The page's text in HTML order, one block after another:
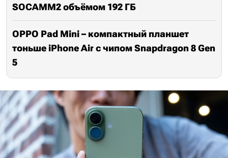
SOCAMM2 объёмом 192 ГБ
OPPO Pad Mini – компактный планшет
тоньше iPhone Air с чипом Snapdragon 8 Gen
5